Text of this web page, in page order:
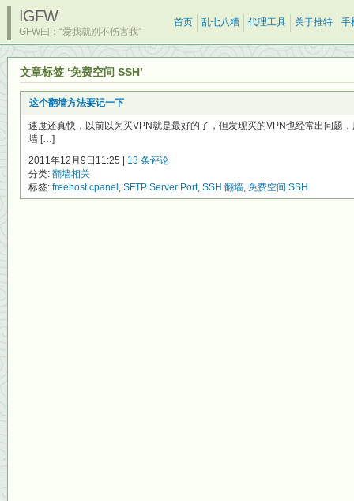
IGFW
GFW曰：“爱我就别不伤害我”
首页 乱七八糟 代理工具 关于推特 手
文章标签 ‘免费空间 SSH’
这个翻墙方法要记一下
速度还真快，以前以为买VPN就是最好的了，但发现买的VPN也经常出问题
墙 […]
2011年12月9日11:25 | 13 条评论
分类: 翻墙相关
标签: freehost cpanel , SFTP Server Port, SSH 翻墙, 免费空间 SSH